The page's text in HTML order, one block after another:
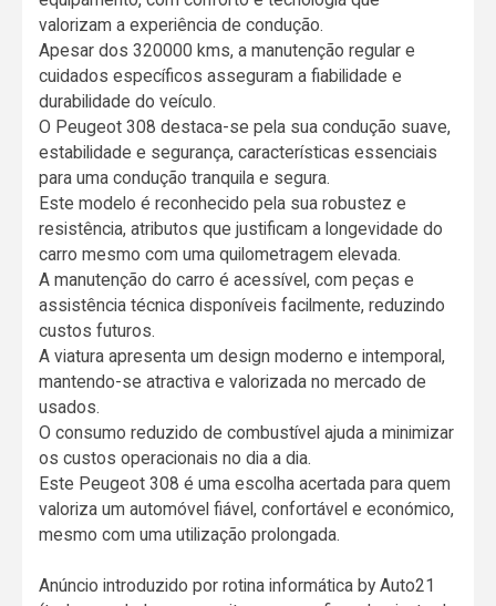
valorizam a experiência de condução.
Apesar dos 320000 kms, a manutenção regular e
cuidados específicos asseguram a fiabilidade e
durabilidade do veículo.
O Peugeot 308 destaca-se pela sua condução suave,
estabilidade e segurança, características essenciais
para uma condução tranquila e segura.
Este modelo é reconhecido pela sua robustez e
resistência, atributos que justificam a longevidade do
carro mesmo com uma quilometragem elevada.
A manutenção do carro é acessível, com peças e
assistência técnica disponíveis facilmente, reduzindo
custos futuros.
A viatura apresenta um design moderno e intemporal,
mantendo-se atractiva e valorizada no mercado de
usados.
O consumo reduzido de combustível ajuda a minimizar
os custos operacionais no dia a dia.
Este Peugeot 308 é uma escolha acertada para quem
valoriza um automóvel fiável, confortável e económico,
mesmo com uma utilização prolongada.
Anúncio introduzido por rotina informática by Auto21